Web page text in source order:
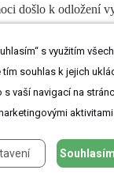
došlo k odložení
v prsu, vlastně
jsem se
10 let zpátky,
s využitím
souhlas k jejich
s vaší navigací na